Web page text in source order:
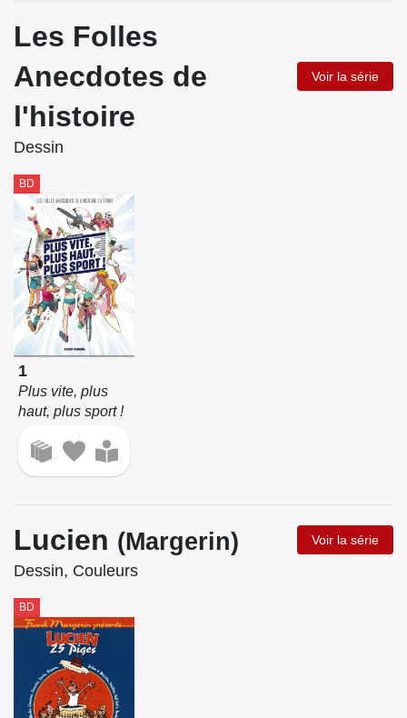
Les Folles
Anecdotes de
l'histoire
Voir la série
Dessin
BD
1
Plus vite, plus
haut, plus sport !
Lucien (Margerin) Voir la série
Dessin, Couleurs
BD